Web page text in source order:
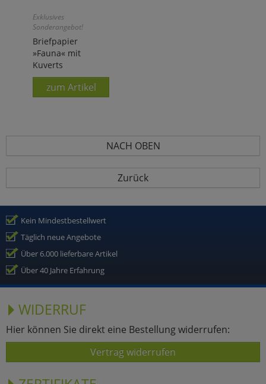
Exklusives
Sonderangebot!
Briefpapier
»Fauna« mit
Kuverts
zum Artikel
NACH OBEN
Zurück
Kein Mindestbestellwert
Täglich neue Angebote
Über 6.000 lieferbare Artikel
Über 40 Jahre Erfahrung
WIDERRUF
Hier können Sie direkt eine Bestellung widerrufen:
Vertrag widerrufen